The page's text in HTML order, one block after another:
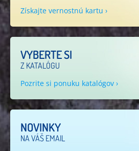
Získajte vernostnú kartu ›
VYBERTE SI
Z KATALÓGU
Pozrite si ponuku katalógov ›
NOVINKY
NA VÁŠ EMAIL